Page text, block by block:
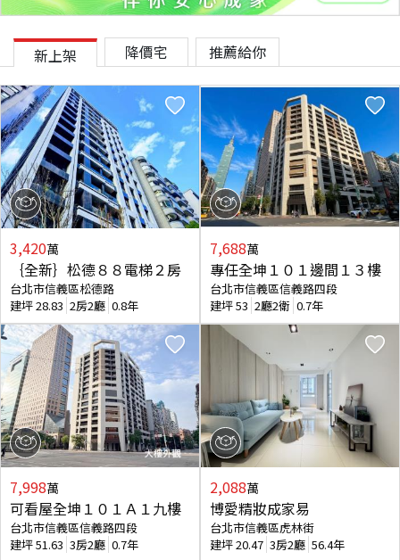
新上架 降價宅 推薦給你
3,420萬
｛全新｝松德８８電梯２房
台北市信義區松德路
建坪28.83 2房2廳 0.8年
7,998萬
可看屋全坤１０１Ａ１九樓
台北市信義區信義路四段
建坪51.63 3房2廳 0.7年
7,688萬
專任全坤１０１邊間１３樓
台北市信義區信義路四段
建坪53 2廳2衛 0.7年
2,088萬
博愛精妝成家易
台北市信義區虎林街
建坪20.47 3房2廳 56.4年